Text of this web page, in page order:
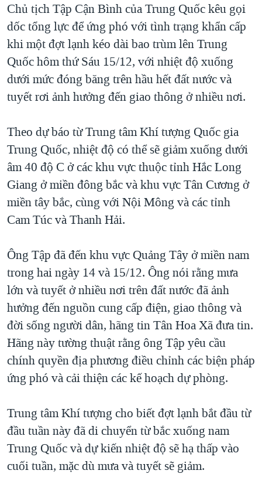
GIÁO DỤC
CÁC GIÁ TRỊ CỘNG HÒA Ở VIỆT NAM
THƯỢNG ĐỈNH TRUMP-KIM TẠI VIỆT NAM
TRỊNH VĨNH BÌNH VS. CHÍNH PHỦ VIỆT NAM
NGƯ DÂN VIỆT VÀ LÀN SÓNG TRỘM HẢI SÂM
QUAN HỆ VIỆT MỸ
Chủ tịch Tập Cận Bình của Trung Quốc kêu gọi
dốc tổng lực để ứng phó với tình trạng khẩn cấp
khi một đợt lạnh kéo dài bao trùm lên Trung
Quốc hôm thứ Sáu 15/12, với nhiệt độ xuống
dưới mức đóng băng trên hầu hết đất nước và
tuyết rơi ảnh hưởng đến giao thông ở nhiều nơi.
Theo dự báo từ Trung tâm Khí tượng Quốc gia
Trung Quốc, nhiệt độ có thể sẽ giảm xuống dưới
âm 40 độ C ở các khu vực thuộc tỉnh Hắc Long
Giang ở miền đông bắc và khu vực Tân Cương ở
miền tây bắc, cùng với Nội Mông và các tỉnh
Cam Túc và Thanh Hải.
Ông Tập đã đến khu vực Quảng Tây ở miền nam
trong hai ngày 14 và 15/12. Ông nói rằng mưa
lớn và tuyết ở nhiều nơi trên đất nước đã ảnh
hưởng đến nguồn cung cấp điện, giao thông và
đời sống người dân, hãng tin Tân Hoa Xã đưa tin.
Hãng này tường thuật rằng ông Tập yêu cầu
chính quyền địa phương điều chỉnh các biện pháp
ứng phó và cải thiện các kế hoạch dự phòng.
Trung tâm Khí tượng cho biết đợt lạnh bắt đầu từ
đầu tuần này đã di chuyển từ bắc xuống nam
Trung Quốc và dự kiến nhiệt độ sẽ hạ thấp vào
cuối tuần, mặc dù mưa và tuyết sẽ giảm.